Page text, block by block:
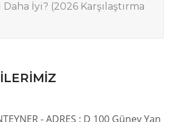
İyi? (2026 Karşılaştırma
- ADRES : D 100 Güney Yan